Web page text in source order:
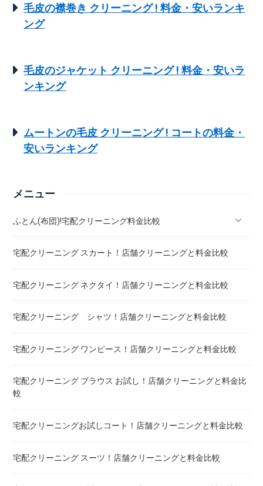
毛皮の襟巻き クリーニング ! 料金・安いランキ
ング
毛皮のジャケット クリーニング ! 料金・安いラ
ンキング
ムートンの毛皮 クリーニング ! コートの料金・
安いランキング
メニュー
ふとん(布団)!宅配クリーニング料金比較
羽毛ふとん(布団)!宅配クリーニング料金比較
こたつ布団 クリーニング ! 料金 比較
布団クリーニング ! ダニ除去率ランキング
布団クリーニング 真空圧縮サービス 料金比較 ! 市販の圧縮袋
宅配クリーニング 絨毯・カーペット ! 料金 比較
宅配クリーニング シーツ ! 安いランキング
宅配クリーニング スカート！店舗クリーニングと料金比較
宅配クリーニング ネクタイ！店舗クリーニングと料金比較
宅配クリーニング シャツ！店舗クリーニングと料金比較
宅配クリーニング ワンピース！店舗クリーニングと料金比較
宅配クリーニング ブラウス お試し！店舗クリーニングと料金比
較
宅配クリーニングお試しコート！店舗クリーニングと料金比較
宅配クリーニング スーツ！店舗クリーニングと料金比較